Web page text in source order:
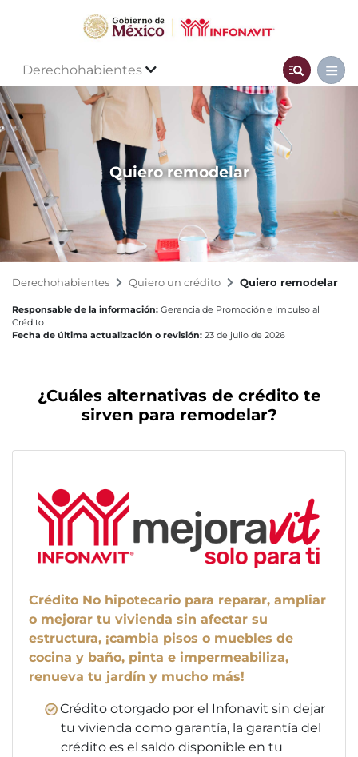
Derechohabientes
Quiero remodelar
Derechohabientes Quiero un crédito Quiero remodelar
Responsable de la información: Gerencia de Promoción e Impulso al
Crédito
Fecha de última actualización o revisión: 23 de julio de 2026
¿Cuáles alternativas de crédito te
sirven para remodelar?
Crédito No hipotecario para reparar, ampliar
o mejorar tu vivienda sin afectar su
estructura, ¡cambia pisos o muebles de
cocina y baño, pinta e impermeabiliza,
renueva tu jardín y mucho más!
Crédito otorgado por el Infonavit sin dejar
tu vivienda como garantía, la garantía del
crédito es el saldo disponible en tu